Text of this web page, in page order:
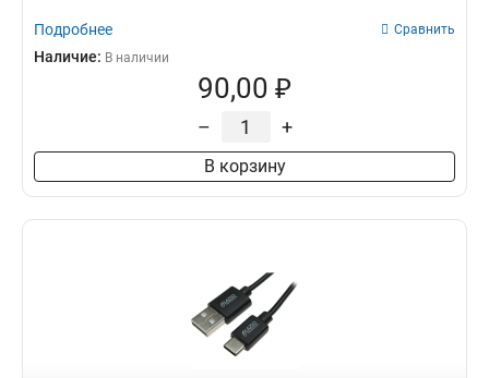
Подробнее Сравнить
Наличие: В наличии
90,00 ₽
– +
В корзину